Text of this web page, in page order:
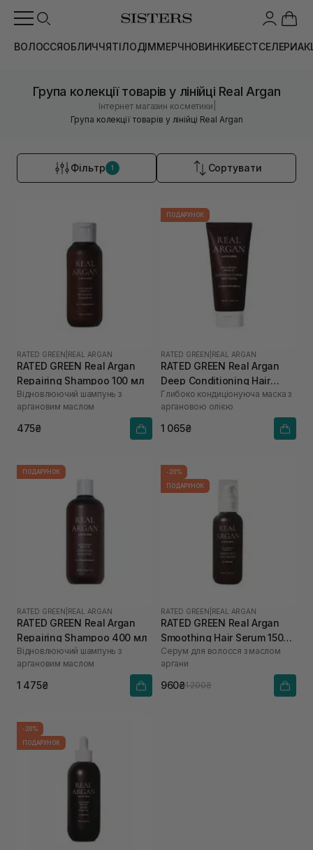
ВОЛОССЯОБЛИЧЧЯТІЛОДІММЕРЧНОВИНКИБЕСТСЕЛЕРИ
Група колекції товарів у лінійці Real Argan
Інтернет магазин косметики
Група колекції товарів у лінійці Real Argan
Фільтр 1 Сортувати
RATED GREEN REAL ARGAN
RATED GREEN Real Argan
Repairing Shampoo 100 мл
Відновлюючий шампунь з
аргановим маслом
475₴
ПОДАРУНОК
RATED GREEN REAL ARGAN
RATED GREEN Real Argan
Deep Conditioning Hair
Mask 200 мл
Глибоко кондиціонуюча маска з
аргановою олією
1 065₴
ПОДАРУНОК
RATED GREEN REAL ARGAN
RATED GREEN Real Argan
Repairing Shampoo 400 мл
Відновлюючий шампунь з
аргановим маслом
1 475₴
-20%
ПОДАРУНОК
RATED GREEN REAL ARGAN
RATED GREEN Real Argan
Smoothing Hair Serum 150
мл
Серум для волосся з маслом
аргани
960₴1 200₴
-20%
ПОДАРУНОК